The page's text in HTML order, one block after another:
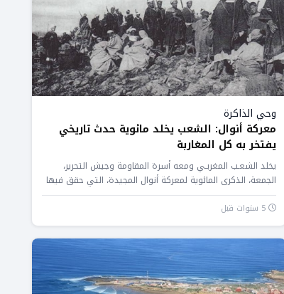
وحي الذاكرة
معركة أنوال: الشعب يخلد مائوية حدث تاريخي
يفتخر به كل المغاربة
يخلد الشعـب المغربـي ومعه أسرة المقاومة وجيش التحرير،
الجمعة، الذكرى المائوية لمعركة أنوال المجيدة، التي حقق فيها
المقاومون والمجاهدون المغاربة...